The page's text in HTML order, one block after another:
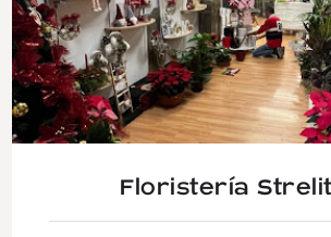
Floristería